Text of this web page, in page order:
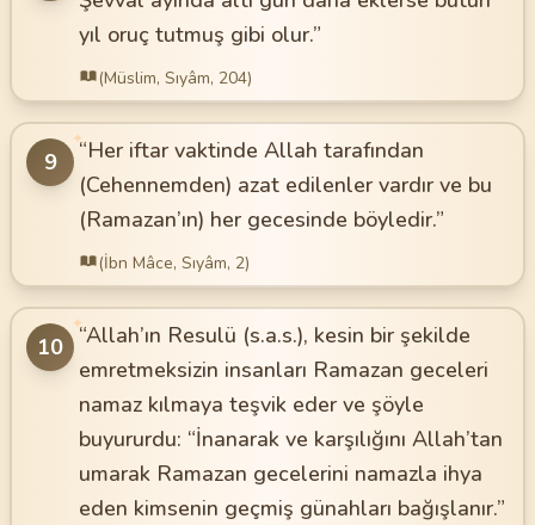
yıl oruç tutmuş gibi olur.”
(Müslim, Sıyâm, 204)
9
✦“Her iftar vaktinde Allah tarafından
(Cehennemden) azat edilenler vardır ve bu
(Ramazan’ın) her gecesinde böyledir.”
(İbn Mâce, Sıyâm, 2)
10
✦“Allah’ın Resulü (s.a.s.), kesin bir şekilde
emretmeksizin insanları Ramazan geceleri
namaz kılmaya teşvik eder ve şöyle
buyururdu: “İnanarak ve karşılığını Allah’tan
umarak Ramazan gecelerini namazla ihya
eden kimsenin geçmiş günahları bağışlanır.”